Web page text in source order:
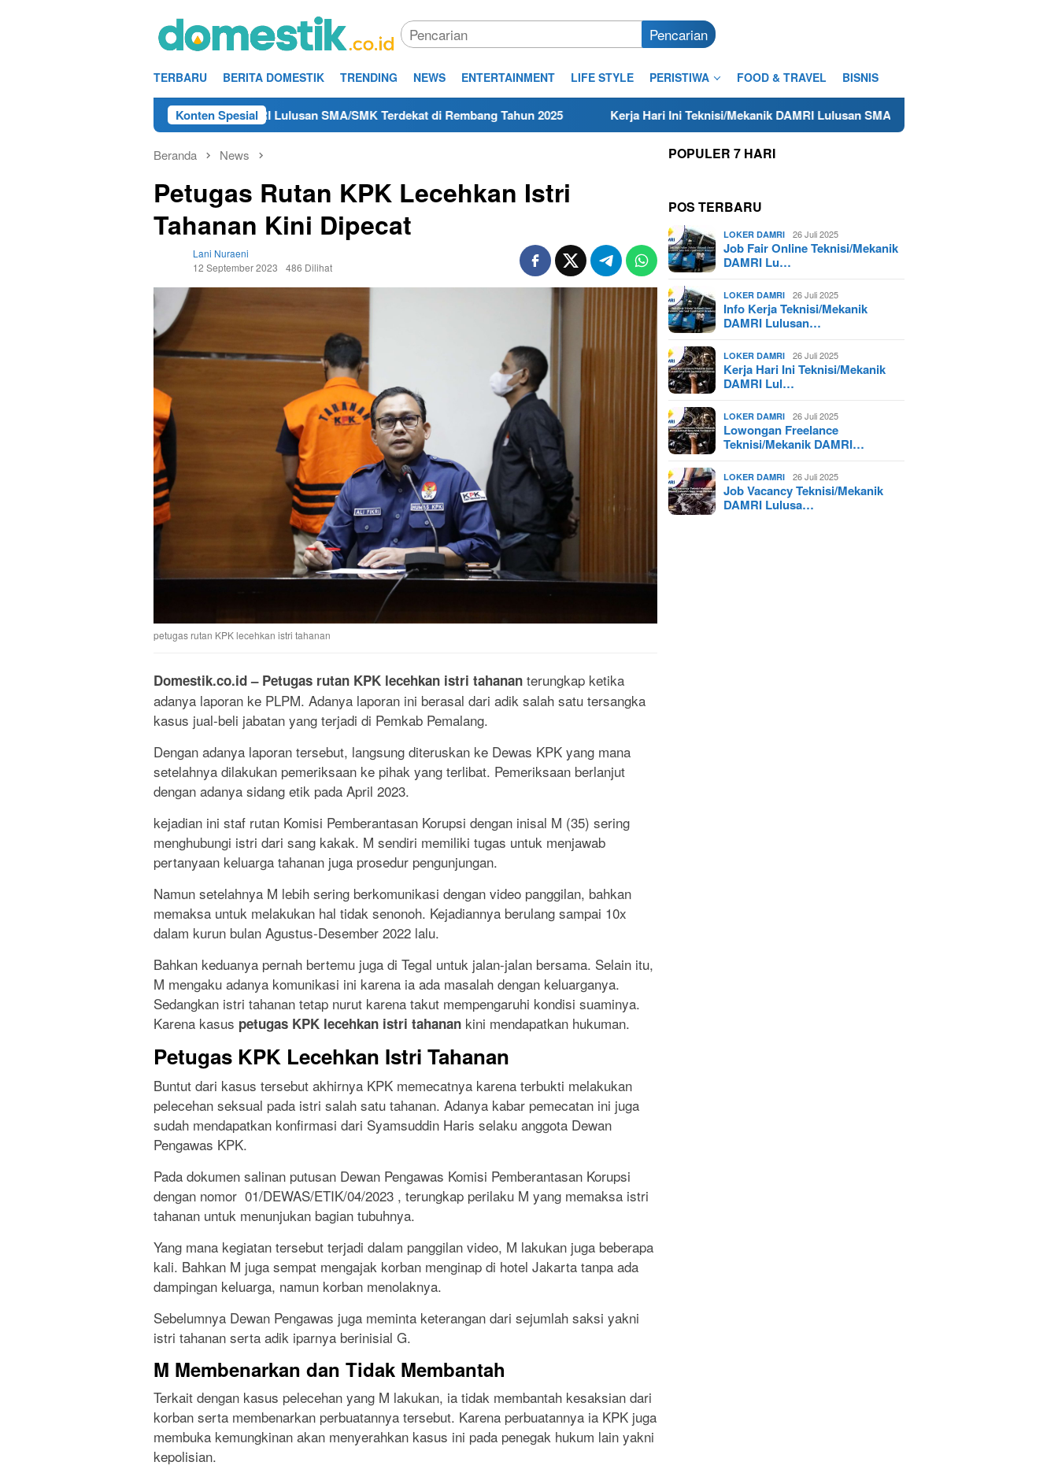
Pencarian
TERBARU BERITA DOMESTIK TRENDING NEWS ENTERTAINMENT LIFE STYLE PERISTIWA FOOD & TRAVEL BISNIS
Konten Spesial
Kerja Teknisi/Mekanik DAMRI Lulusan SMA/SMK Terdekat di Rembang Tahun 2025 Kerja Hari Ini Teknisi/Mekanik DAMRI Lulusan SMA/SMK Terdekat di Cilacap Tahun 2025
Beranda News
Petugas Rutan KPK Lecehkan Istri
Tahanan Kini Dipecat
Lani Nuraeni
12 September 2023
486 Dilihat
petugas rutan KPK lecehkan istri tahanan
Domestik.co.id– Petugas rutan KPK lecehkan istri tahanan terungkap ketika
adanya laporan ke PLPM. Adanya laporan ini berasal dari adik salah satu tersangka
kasus jual-beli jabatan yang terjadi di Pemkab Pemalang.
Dengan adanya laporan tersebut, langsung diteruskan ke Dewas KPK yang mana
setelahnya dilakukan pemeriksaan ke pihak yang terlibat. Pemeriksaan berlanjut
dengan adanya sidang etik pada April 2023.
kejadian ini staf rutan Komisi Pemberantasan Korupsi dengan inisal M (35) sering
menghubungi istri dari sang kakak. M sendiri memiliki tugas untuk menjawab
pertanyaan keluarga tahanan juga prosedur pengunjungan.
Namun setelahnya M lebih sering berkomunikasi dengan video panggilan, bahkan
memaksa untuk melakukan hal tidak senonoh. Kejadiannya berulang sampai 10x
dalam kurun bulan Agustus-Desember 2022 lalu.
Bahkan keduanya pernah bertemu juga di Tegal untuk jalan-jalan bersama. Selain itu,
M mengaku adanya komunikasi ini karena ia ada masalah dengan keluarganya.
Sedangkan istri tahanan tetap nurut karena takut mempengaruhi kondisi suaminya.
Karena kasus petugas KPK lecehkan istri tahanan kini mendapatkan hukuman.
Petugas KPK Lecehkan Istri Tahanan
Buntut dari kasus tersebut akhirnya KPK memecatnya karena terbukti melakukan
pelecehan seksual pada istri salah satu tahanan. Adanya kabar pemecatan ini juga
sudah mendapatkan konfirmasi dari Syamsuddin Haris selaku anggota Dewan
Pengawas KPK.
Pada dokumen salinan putusan Dewan Pengawas Komisi Pemberantasan Korupsi
dengan nomor 01/DEWAS/ETIK/04/2023 , terungkap perilaku M yang memaksa istri
tahanan untuk menunjukan bagian tubuhnya.
Yang mana kegiatan tersebut terjadi dalam panggilan video, M lakukan juga beberapa
kali. Bahkan M juga sempat mengajak korban menginap di hotel Jakarta tanpa ada
dampingan keluarga, namun korban menolaknya.
Sebelumnya Dewan Pengawas juga meminta keterangan dari sejumlah saksi yakni
istri tahanan serta adik iparnya berinisial G.
M Membenarkan dan Tidak Membantah
Terkait dengan kasus pelecehan yang M lakukan, ia tidak membantah kesaksian dari
korban serta membenarkan perbuatannya tersebut. Karena perbuatannya ia KPK juga
membuka kemungkinan akan menyerahkan kasus ini pada penegak hukum lain yakni
kepolisian.
POPULER 7 HARI
POS TERBARU
LOKER DAMRI 26 Juli 2025
Job Fair Online Teknisi/Mekanik
DAMRI Lu…
LOKER DAMRI 26 Juli 2025
Info Kerja Teknisi/Mekanik
DAMRI Lulusan…
LOKER DAMRI 26 Juli 2025
Kerja Hari Ini Teknisi/Mekanik
DAMRI Lul…
LOKER DAMRI 26 Juli 2025
Lowongan Freelance
Teknisi/Mekanik DAMRI…
LOKER DAMRI 26 Juli 2025
Job Vacancy Teknisi/Mekanik
DAMRI Lulusa…